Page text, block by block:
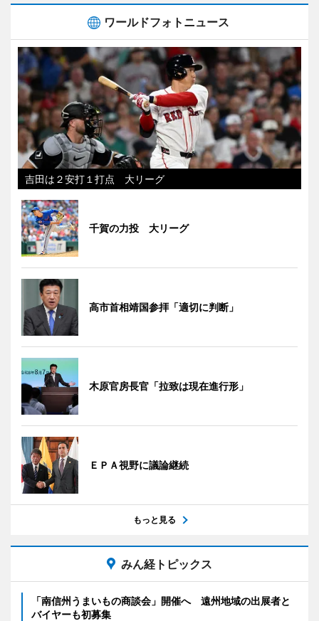
ワールドフォトニュース
吉田は２安打１打点 大リーグ
千賀の力投 大リーグ
高市首相靖国参拝「適切に判断」
木原官房長官「拉致は現在進行形」
ＥＰＡ視野に議論継続
もっと見る
みん経トピックス
「南信州うまいもの商談会」開催へ 遠州地域の出展者と
バイヤーも初募集